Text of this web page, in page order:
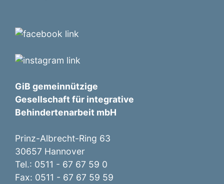
GiB gemeinnützige
Gesellschaft für integrative
Behindertenarbeit mbH
Prinz-Albrecht-Ring 63
30657 Hannover
Tel.: 0511 - 67 67 59 0
Fax: 0511 - 67 67 59 59